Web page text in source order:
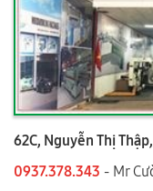
62C, Nguyễn Thị
0937.378.343 - Mr